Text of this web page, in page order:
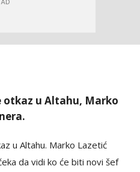
otkaz u Altahu, Marko
u Altahu. Marko Lazetić
da vidi ko će biti novi šef